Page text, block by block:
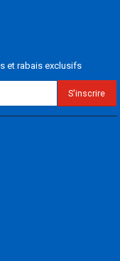
et rabais exclusifs